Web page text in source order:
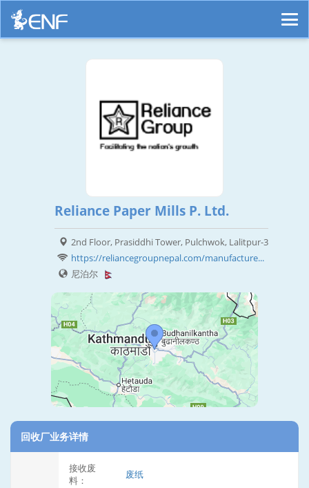
Reliance Paper Mills P. Ltd.
2nd Floor, Prasiddhi Tower, Pulchwok, Lalitpur-3
https://reliancegroupnepal.com/manufacture...
尼泊尔
回收厂业务详情
接收废
料：
废纸